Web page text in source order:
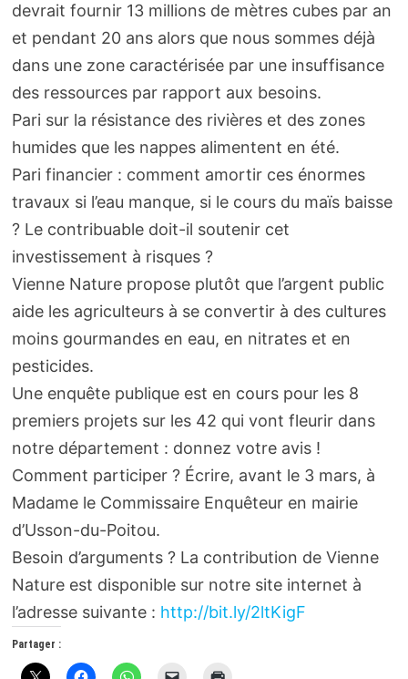
devrait fournir 13 millions de mètres cubes par an
et pendant 20 ans alors que nous sommes déjà
dans une zone caractérisée par une insuffisance
des ressources par rapport aux besoins.
Pari sur la résistance des rivières et des zones
humides que les nappes alimentent en été.
Pari financier : comment amortir ces énormes
travaux si l’eau manque, si le cours du maïs baisse
? Le contribuable doit-il soutenir cet
investissement à risques ?
Vienne Nature propose plutôt que l’argent public
aide les agriculteurs à se convertir à des cultures
moins gourmandes en eau, en nitrates et en
pesticides.
Une enquête publique est en cours pour les 8
premiers projets sur les 42 qui vont fleurir dans
notre département : donnez votre avis !
Comment participer ? Écrire, avant le 3 mars, à
Madame le Commissaire Enquêteur en mairie
d’Usson-du-Poitou.
Besoin d’arguments ? La contribution de Vienne
Nature est disponible sur notre site internet à
l’adresse suivante : http://bit.ly/2ltKigF
Partager :